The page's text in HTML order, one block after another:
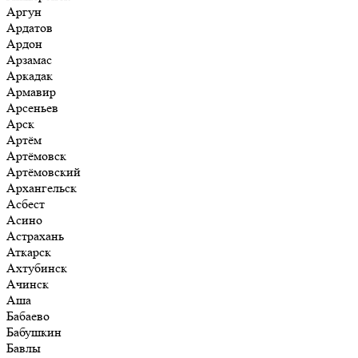
Аргун
Ардатов
Ардон
Арзамас
Аркадак
Армавир
Арсеньев
Арск
Артём
Артёмовск
Артёмовский
Архангельск
Асбест
Асино
Астрахань
Аткарск
Ахтубинск
Ачинск
Аша
Бабаево
Бабушкин
Бавлы